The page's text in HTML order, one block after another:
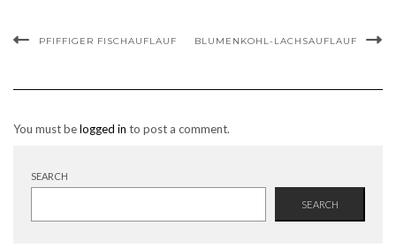
PFIFFIGER FISCHAUFLAUF BLUMENKOHL-LACHSAUFLAUF
You must belogged in to post a comment.
SEARCH
SEARCH